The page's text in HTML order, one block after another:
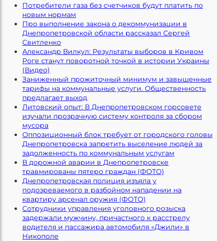
Потребители газа без счетчиков будут платить по
новым нормам
Про выполнение закона о декоммунизации в
Днепропетровской области рассказал Сергей
Свитленко
Александр Вилкул: Результаты выборов в Кривом
Роге станут поворотной точкой в истории Украины
(Видео)
Заниженный прожиточный минимум и завышенные
тарифы на коммунальные услуги. Общественность
предлагает выход
Литовский опыт: В Днепропетровском горсовете
изучали прозрачную систему контроля за сбором
мусора
Оппозиционный блок требует от городского головы
Днепропетровска запретить выселение людей за
задолженность по коммунальным услугам
В дорожной аварии в Днепропетровске
травмированы пятеро граждан (ФОТО)
Днепропетровская полиция изъяла у
подозреваемого в разбойном нападении на
квартиру арсенал оружия (ФОТО)
Сотрудники управления уголовного розыска
задержали мужчину, причастного к расстрелу
водителя и пассажира автомобиля «Джили» в
Никополе